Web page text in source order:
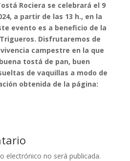
Rociera se celebrará el 9
a partir de las 13 h., en la
evento es a beneficio de la
Disfrutaremos de
campestre en la que
tostá de pan, buen
de vaquillas a modo de
obtenida de la página:
electrónico no será publicada.